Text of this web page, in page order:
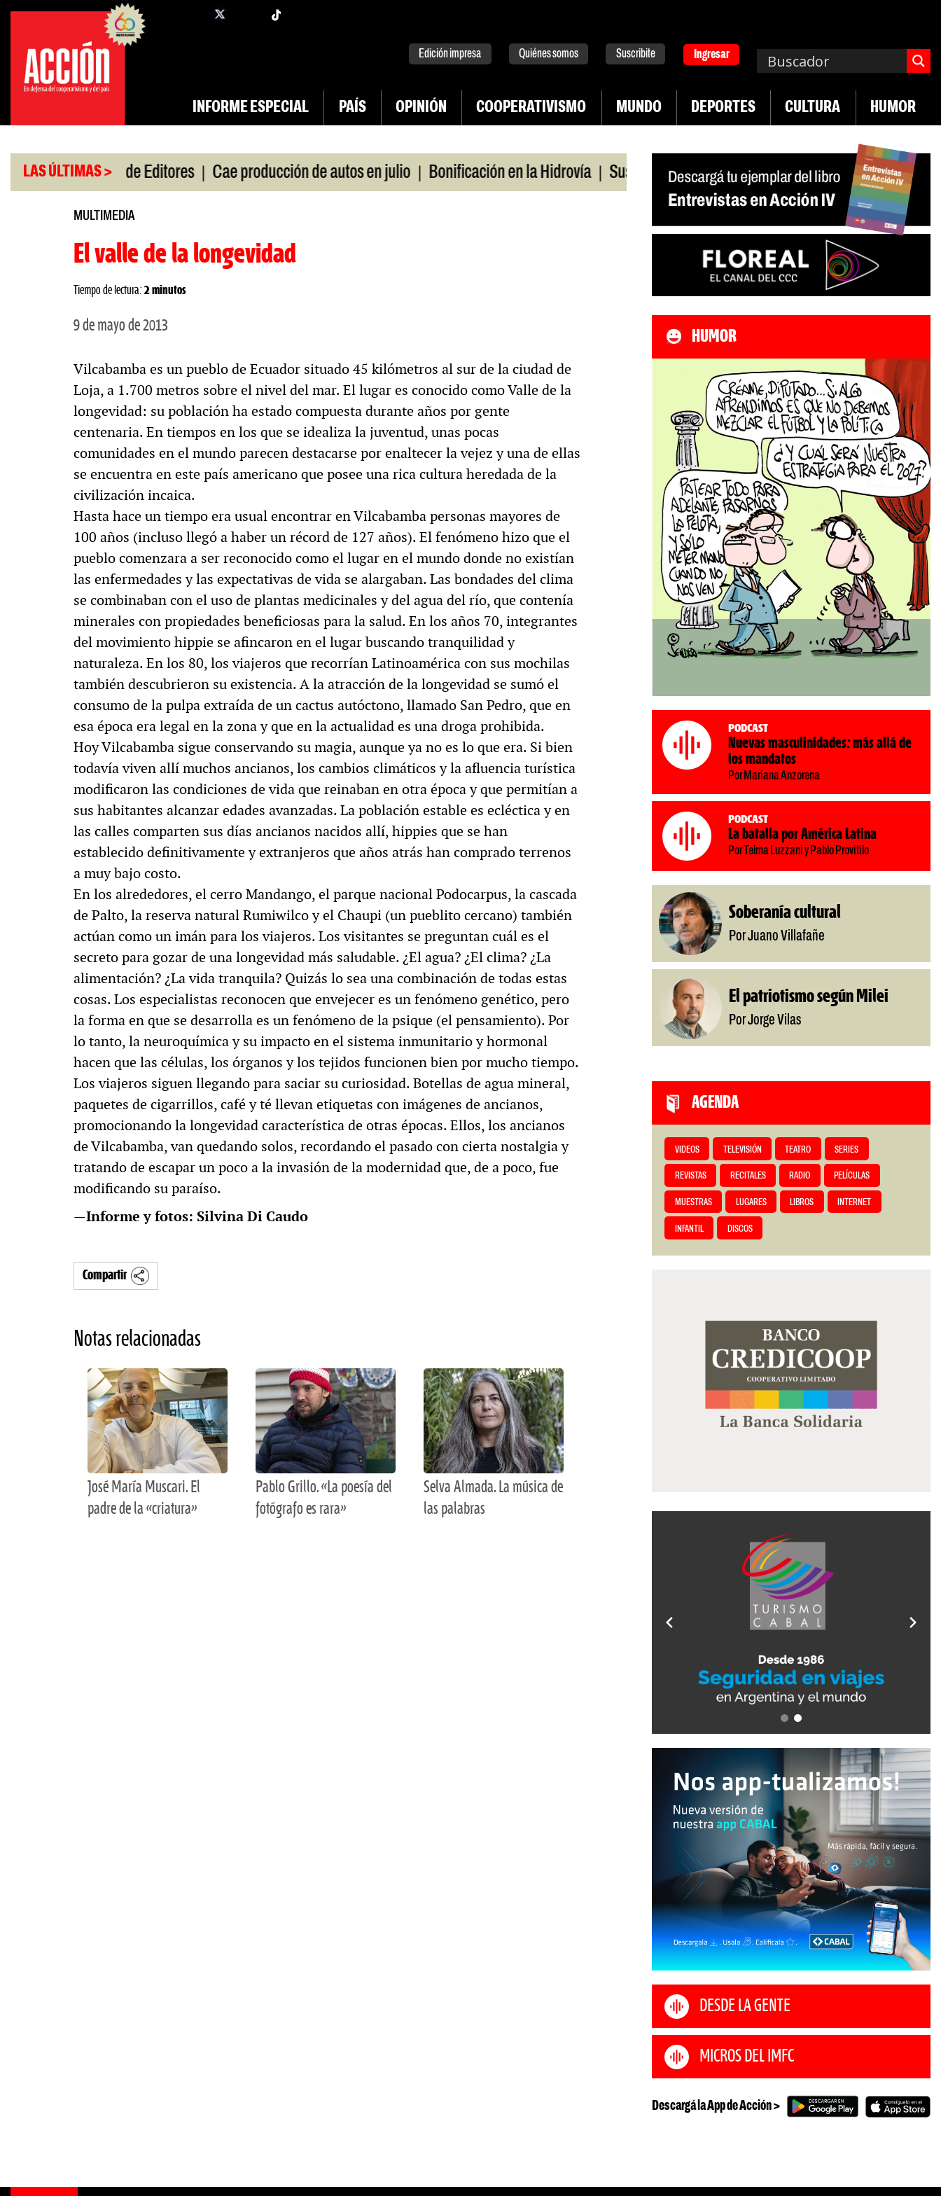
Saltar
contenido
facebook
Edición impresa Quiénes somos Suscribite Ingresar
INFORME ESPECIAL PAÍS OPINIÓN COOPERATIVISMO MUNDO DEPORTES CULTURA HUMOR
LAS ÚLTIMAS >
gira | Feria de Editores | Cae producción de autos en julio | Bonificación en la Hidrovía | Suspenden desregulación del practicaje | Denuncias por
MULTIMEDIA
El valle de la longevidad
Tiempo de lectura: 2 minutos
9 de mayo de 2013
Vilcabamba es un pueblo de Ecuador situado 45 kilómetros al sur de la ciudad de
Loja, a 1.700 metros sobre el nivel del mar. El lugar es conocido como Valle de la
longevidad: su población ha estado compuesta durante años por gente
centenaria. En tiempos en los que se idealiza la juventud, unas pocas
comunidades en el mundo parecen destacarse por enaltecer la vejez y una de ellas
se encuentra en este país americano que posee una rica cultura heredada de la
civilización incaica.
Hasta hace un tiempo era usual encontrar en Vilcabamba personas mayores de
100 años (incluso llegó a haber un récord de 127 años). El fenómeno hizo que el
pueblo comenzara a ser reconocido como el lugar en el mundo donde no existían
las enfermedades y las expectativas de vida se alargaban. Las bondades del clima
se combinaban con el uso de plantas medicinales y del agua del río, que contenía
minerales con propiedades beneficiosas para la salud. En los años 70, integrantes
del movimiento hippie se afincaron en el lugar buscando tranquilidad y
naturaleza. En los 80, los viajeros que recorrían Latinoamérica con sus mochilas
también descubrieron su existencia. A la atracción de la longevidad se sumó el
consumo de la pulpa extraída de un cactus autóctono, llamado San Pedro, que en
esa época era legal en la zona y que en la actualidad es una droga prohibida.
Hoy Vilcabamba sigue conservando su magia, aunque ya no es lo que era. Si bien
todavía viven allí muchos ancianos, los cambios climáticos y la afluencia turística
modificaron las condiciones de vida que reinaban en otra época y que permitían a
sus habitantes alcanzar edades avanzadas. La población estable es ecléctica y en
las calles comparten sus días ancianos nacidos allí, hippies que se han
establecido definitivamente y extranjeros que años atrás han comprado terrenos
a muy bajo costo.
En los alrededores, el cerro Mandango, el parque nacional Podocarpus, la cascada
de Palto, la reserva natural Rumiwilco y el Chaupi (un pueblito cercano) también
actúan como un imán para los viajeros. Los visitantes se preguntan cuál es el
secreto para gozar de una longevidad más saludable. ¿El agua? ¿El clima? ¿La
alimentación? ¿La vida tranquila? Quizás lo sea una combinación de todas estas
cosas. Los especialistas reconocen que envejecer es un fenómeno genético, pero
la forma en que se desarrolla es un fenómeno de la psique (el pensamiento). Por
lo tanto, la neuroquímica y su impacto en el sistema inmunitario y hormonal
hacen que las células, los órganos y los tejidos funcionen bien por mucho tiempo.
Los viajeros siguen llegando para saciar su curiosidad. Botellas de agua mineral,
paquetes de cigarrillos, café y té llevan etiquetas con imágenes de ancianos,
promocionando la longevidad característica de otras épocas. Ellos, los ancianos
de Vilcabamba, van quedando solos, recordando el pasado con cierta nostalgia y
tratando de escapar un poco a la invasión de la modernidad que, de a poco, fue
modificando su paraíso.
—Informe y fotos: Silvina Di Caudo
Compartir
Notas relacionadas
José María Muscari. El
padre de la «criatura»
Pablo Grillo. «La poesía del
fotógrafo es rara»
Selva Almada. La música de
las palabras
HUMOR
Podcast
Nuevas masculinidades: más allá de
los mandatos
Por Mariana Anzorena
Podcast
La batalla por América Latina
Por Telma Luzzani y Pablo Provitilo
Soberanía cultural
Por Juano Villafañe
El patriotismo según Milei
Por Jorge Vilas
AGENDA
VIDEOS TELEVISIÓN TEATRO SERIES
REVISTAS RECITALES RADIO PELÍCULAS
MUESTRAS LUGARES LIBROS INTERNET
INFANTIL DISCOS
DESDE LA GENTE
MICROS DEL IMFC
Descargá la App de Acción >